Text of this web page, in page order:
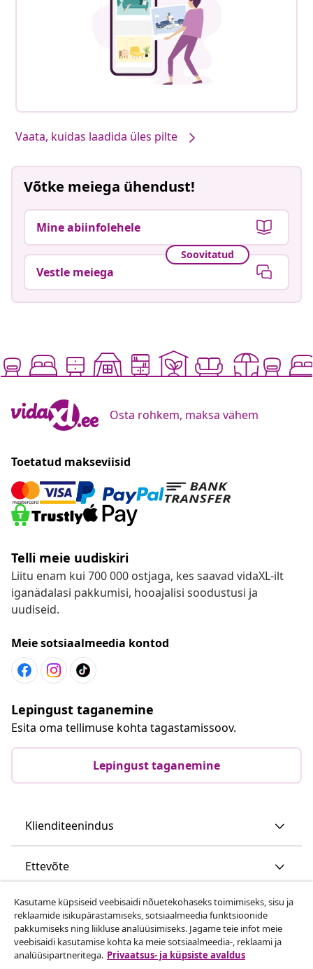
Vaata, kuidas laadida üles pilte
Võtke meiega ühendust!
Mine abiinfolehele
Soovitatud
Vestle meiega
Osta rohkem, maksa vähem
Toetatud makseviisid
Telli meie uudiskiri
Liitu enam kui 700 000 ostjaga, kes saavad vidaXL-ilt
iganädalasi pakkumisi, hooajalisi soodustusi ja
uudiseid.
Meie sotsiaalmeedia kontod
Lepingust taganemine
Esita oma tellimuse kohta tagastamissoov.
Lepingust taganemine
Klienditeenindus
Ettevõte
vidaXL
Vaata rohkem
Kasutame küpsiseid veebisaidi nõuetekohaseks toimimiseks, sisu ja
reklaamide isikupärastamiseks, sotsiaalmeedia funktsioonide
pakkumiseks ning liikluse analüüsimiseks. Jagame teie infot meie
veebisaidi kasutamise kohta ka meie sotsiaalmeedia-, reklaami ja
analüüsipartneritega. Privaatsus- ja küpsiste avaldus